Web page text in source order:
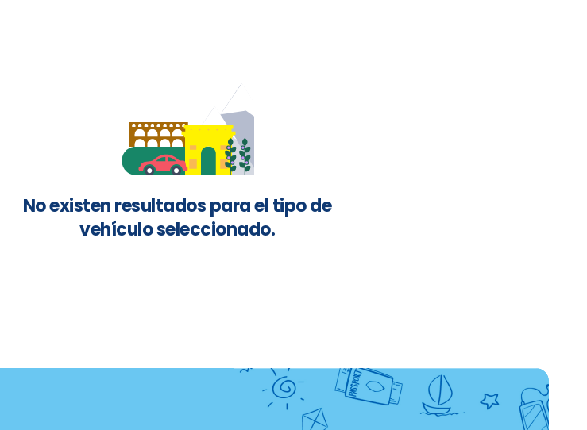
No existen resultados para el tipo de
vehículo seleccionado.